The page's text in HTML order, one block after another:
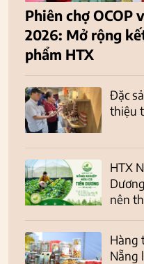
Phiên chợ OCOP
2026: Mở rộng
phẩm HTX
Đặc
thiệu
HTX
nên
Hàng
Nẵng